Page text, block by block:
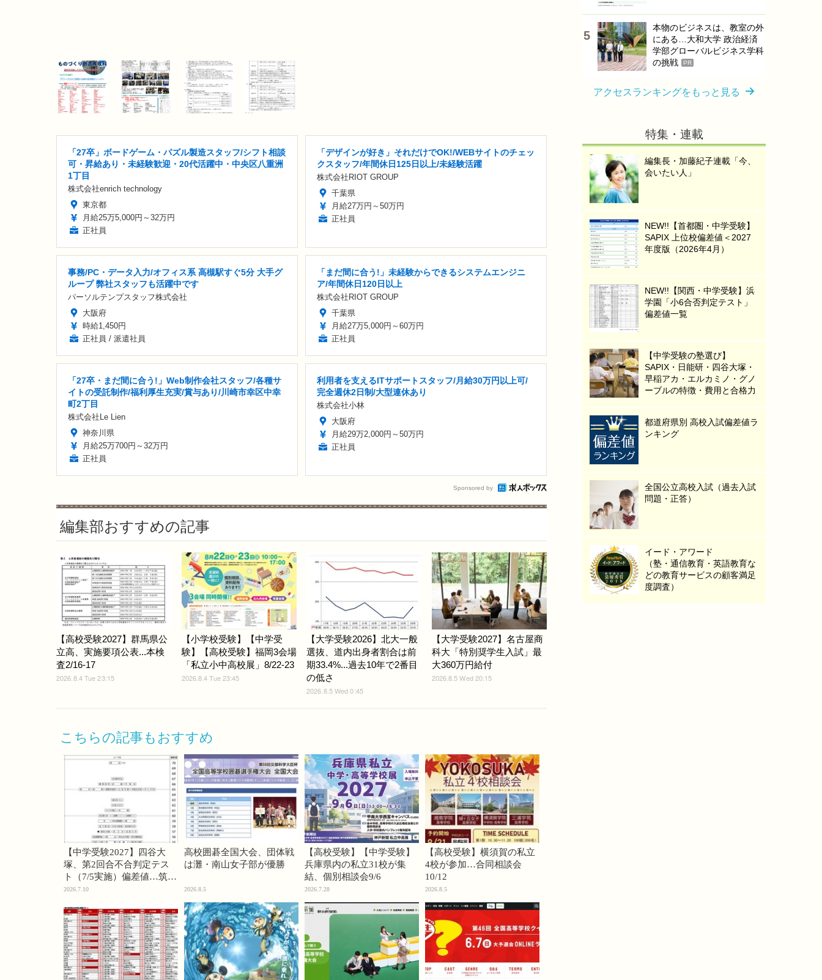
「27卒」ボードゲーム・パズル製造スタッフ/シフト相談
可・昇給あり・未経験歓迎・20代活躍中・中央区八重洲
1丁目
株式会社enrich technology
東京都
月給25万5,000円～32万円
正社員
「デザインが好き」それだけでOK!/WEBサイトのチェッ
クスタッフ/年間休日125日以上/未経験活躍
株式会社RIOT GROUP
千葉県
月給27万円～50万円
正社員
事務/PC・データ入力/オフィス系 高槻駅すぐ5分 大手グ
ループ 弊社スタッフも活躍中です
パーソルテンプスタッフ株式会社
大阪府
時給1,450円
正社員 / 派遣社員
「まだ間に合う!」未経験からできるシステムエンジニ
ア/年間休日120日以上
株式会社RIOT GROUP
千葉県
月給27万5,000円～60万円
正社員
「27卒・まだ間に合う!」Web制作会社スタッフ/各種サ
イトの受託制作/福利厚生充実/賞与あり/川崎市幸区中幸
町2丁目
株式会社Le Lien
神奈川県
月給25万700円～32万円
正社員
利用者を支えるITサポートスタッフ/月給30万円以上可/
完全週休2日制/大型連休あり
株式会社小林
大阪府
月給29万2,000円～50万円
正社員
Sponsored by
編集部おすすめの記事
【高校受験2027】群馬県公
立高、実施要項公表...本検
査2/16-17
2026.8.4 Tue 23:15
【小学校受験】【中学受
験】【高校受験】福岡3会場
「私立小中高校展」8/22-23
2026.8.4 Tue 23:45
【大学受験2026】北大一般
選抜、道内出身者割合は前
期33.4%...過去10年で2番目
の低さ
2026.8.5 Wed 0:45
【大学受験2027】名古屋商
科大「特別奨学生入試」最
大360万円給付
2026.8.5 Wed 20:15
こちらの記事もおすすめ
【中学受験2027】四谷大
塚、第2回合不合判定テス
ト（7/5実施）偏差値…筑駒
74・桜蔭70＜PR＞
2026.7.10
高校囲碁全国大会、団体戦
は灘・南山女子部が優勝
2026.8.5
【高校受験】【中学受験】
兵庫県内の私立31校が集
結、個別相談会9/6
2026.7.28
【高校受験】横須賀の私立
4校が参加…合同相談会
10/12
2026.8.5
本物のビジネスは、教室の外
にある…大和大学 政治経済
学部グローバルビジネス学科
の挑戦
PR
アクセスランキングをもっと見る
特集・連載
編集長・加藤紀子連載「今、
会いたい人」
NEW!!【首都圏・中学受験】
SAPIX 上位校偏差値＜2027
年度版（2026年4月）
NEW!!【関西・中学受験】浜
学園「小6合否判定テスト」
偏差値一覧
【中学受験の塾選び】
SAPIX・日能研・四谷大塚・
早稲アカ・エルカミノ・グノ
ーブルの特徴・費用と合格力
都道府県別 高校入試偏差値ラ
ンキング
全国公立高校入試（過去入試
問題・正答）
イード・アワード
（塾・通信教育・英語教育な
どの教育サービスの顧客満足
度調査）